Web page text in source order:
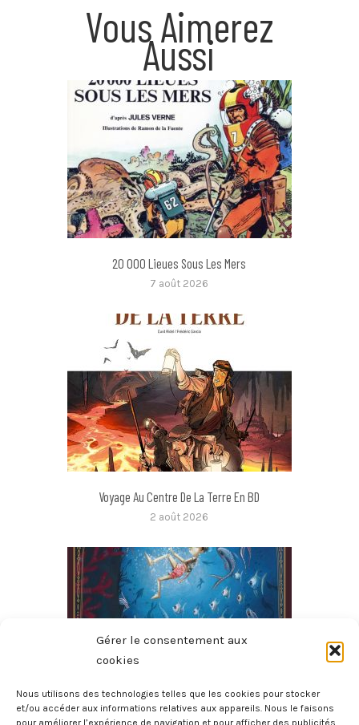
Gérer le consentement aux
cookies
Nous utilisons des technologies telles que les cookies pour stocker
et/ou accéder aux informations relatives aux appareils. Nous le faisons
pour améliorer l’expérience de navigation et pour afficher des publicités
Vous Aimerez
Aussi
20 000 Lieues Sous Les Mers
7 août 2026
Voyage Au Centre De La Terre En BD
2 août 2026